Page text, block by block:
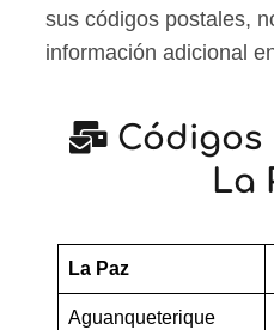
sus códigos postales,
información adicional
Códigos
La
La Paz
Aguanqueterique